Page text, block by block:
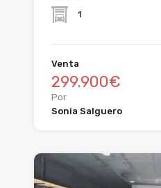
1
Venta
299.900€
Por
Sonia Salguero